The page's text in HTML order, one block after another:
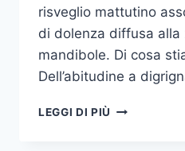
risveglio mattutino
di dolenza diffusa alla
mandibole. Di cosa
Dell’abitudine a
LEGGI DI PIÙ COME